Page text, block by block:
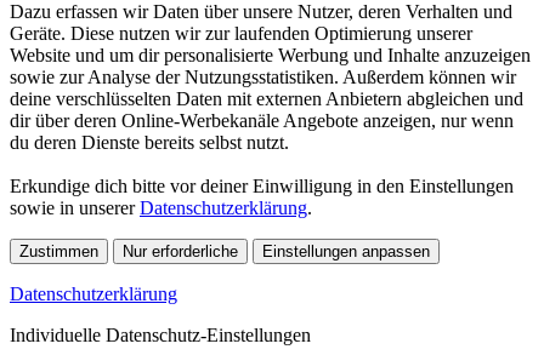
Dazu erfassen wir Daten über unsere Nutzer, deren Verhalten und
Geräte. Diese nutzen wir zur laufenden Optimierung unserer
Website und um dir personalisierte Werbung und Inhalte anzuzeigen
sowie zur Analyse der Nutzungsstatistiken. Außerdem können wir
deine verschlüsselten Daten mit externen Anbietern abgleichen und
dir über deren Online-Werbekanäle Angebote anzeigen, nur wenn
du deren Dienste bereits selbst nutzt.
Erkundige dich bitte vor deiner Einwilligung in den Einstellungen
sowie in unsererDatenschutzerklärung.
Zustimmen Nur erforderliche Einstellungen anpassen
Datenschutzerklärung
Individuelle Datenschutz-Einstellungen